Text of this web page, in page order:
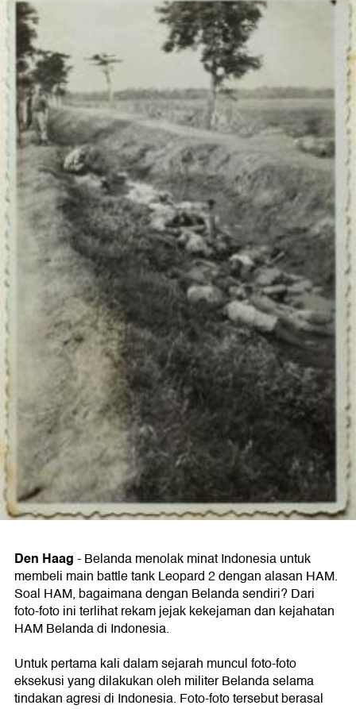
Den Haag-Belanda menolak minat Indonesia untuk
membeli main battle tank Leopard 2 dengan alasan HAM.
Soal HAM, bagaimana dengan Belanda sendiri? Dari
foto-foto ini terlihat rekam jejak kekejaman dan kejahatan
HAM Belanda di Indonesia.
Untuk pertama kali dalam sejarah muncul foto-foto
eksekusi yang dilakukan oleh militer Belanda selama
tindakan agresi di Indonesia. Foto-foto tersebut berasal